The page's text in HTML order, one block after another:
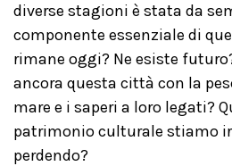
diverse stagioni è stata da
componente essenziale di
rimane oggi? Ne esiste
ancora questa città con la
mare e i saperi a loro legati?
patrimonio culturale stiamo
perdendo?